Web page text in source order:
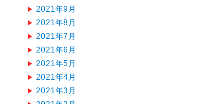
2021年9月
2021年8月
2021年7月
2021年6月
2021年5月
2021年4月
2021年3月